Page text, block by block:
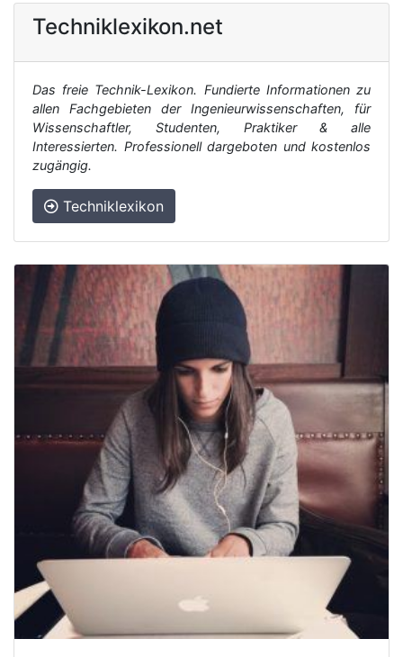
Techniklexikon.net
Das freie Technik-Lexikon. Fundierte Informationen zu
allen Fachgebieten der Ingenieurwissenschaften, für
Wissenschaftler, Studenten, Praktiker & alle
Interessierten. Professionell dargeboten und kostenlos
zugängig.
Techniklexikon